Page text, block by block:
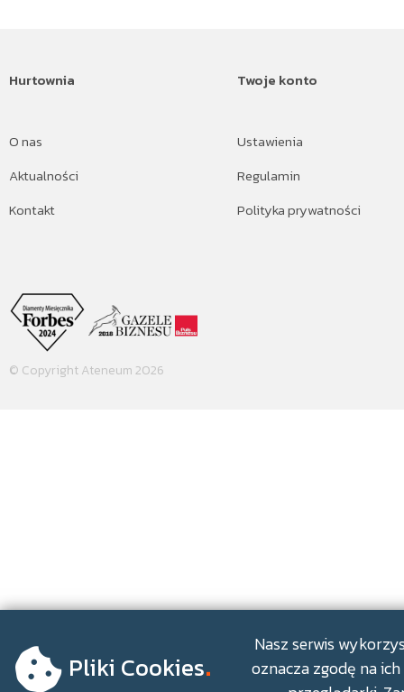
Hurtownia
O nas
Aktualności
Kontakt
Twoje konto
Ustawienia
Regulamin
Polityka prywatności
© Copyright Ateneum 2026
Pliki Cookies.
Nasz serwis
oznacza zgodę na